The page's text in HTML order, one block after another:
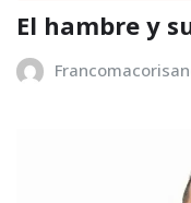
El hambre y